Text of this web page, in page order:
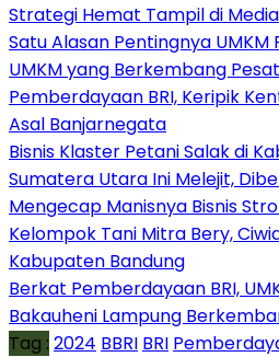
Strategi Hemat Tampil di
Satu Alasan Pentingnya UMKM
UMKM yang Berkembang
Pemberdayaan BRI, Keripik
Asal Banjarnegata
Bisnis Klaster Petani Salak di
Sumatera Utara Ini Melejit,
Mengecap Manisnya Bisnis
Kelompok Tani Mitra Bery,
Kabupaten Bandung
Berkat Pemberdayaan BRI,
Bakauheni Lampung
Tag : 2024 BBRI BRI